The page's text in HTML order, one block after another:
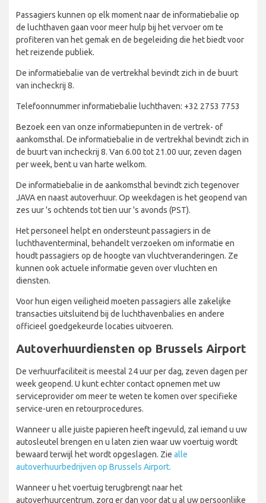
Passagiers kunnen op elk moment naar de informatiebalie op
de luchthaven gaan voor meer hulp bij het vervoer om te
profiteren van het gemak en de begeleiding die het biedt voor
het reizende publiek.
De informatiebalie van de vertrekhal bevindt zich in de buurt
van incheckrij 8.
Telefoonnummer informatiebalie luchthaven: +32 2753 7753
Bezoek een van onze informatiepunten in de vertrek- of
aankomsthal. De informatiebalie in de vertrekhal bevindt zich in
de buurt van incheckrij 8. Van 6.00 tot 21.00 uur, zeven dagen
per week, bent u van harte welkom.
De informatiebalie in de aankomsthal bevindt zich tegenover
JAVA en naast autoverhuur. Op weekdagen is het geopend van
zes uur 's ochtends tot tien uur 's avonds (PST).
Het personeel helpt en ondersteunt passagiers in de
luchthaventerminal, behandelt verzoeken om informatie en
houdt passagiers op de hoogte van vluchtveranderingen. Ze
kunnen ook actuele informatie geven over vluchten en
diensten.
Voor hun eigen veiligheid moeten passagiers alle zakelijke
transacties uitsluitend bij de luchthavenbalies en andere
officieel goedgekeurde locaties uitvoeren.
Autoverhuurdiensten op Brussels Airport
De verhuurfaciliteit is meestal 24 uur per dag, zeven dagen per
week geopend. U kunt echter contact opnemen met uw
serviceprovider om meer te weten te komen over specifieke
service-uren en retourprocedures.
Wanneer u alle juiste papieren heeft ingevuld, zal iemand u uw
autosleutel brengen en u laten zien waar uw voertuig wordt
bewaard terwijl het wordt opgeslagen. Zie alle
autoverhuurbedrijven op Brussels Airport.
Wanneer u het voertuig terugbrengt naar het
autoverhuurcentrum, zorg er dan voor dat u al uw persoonlijke